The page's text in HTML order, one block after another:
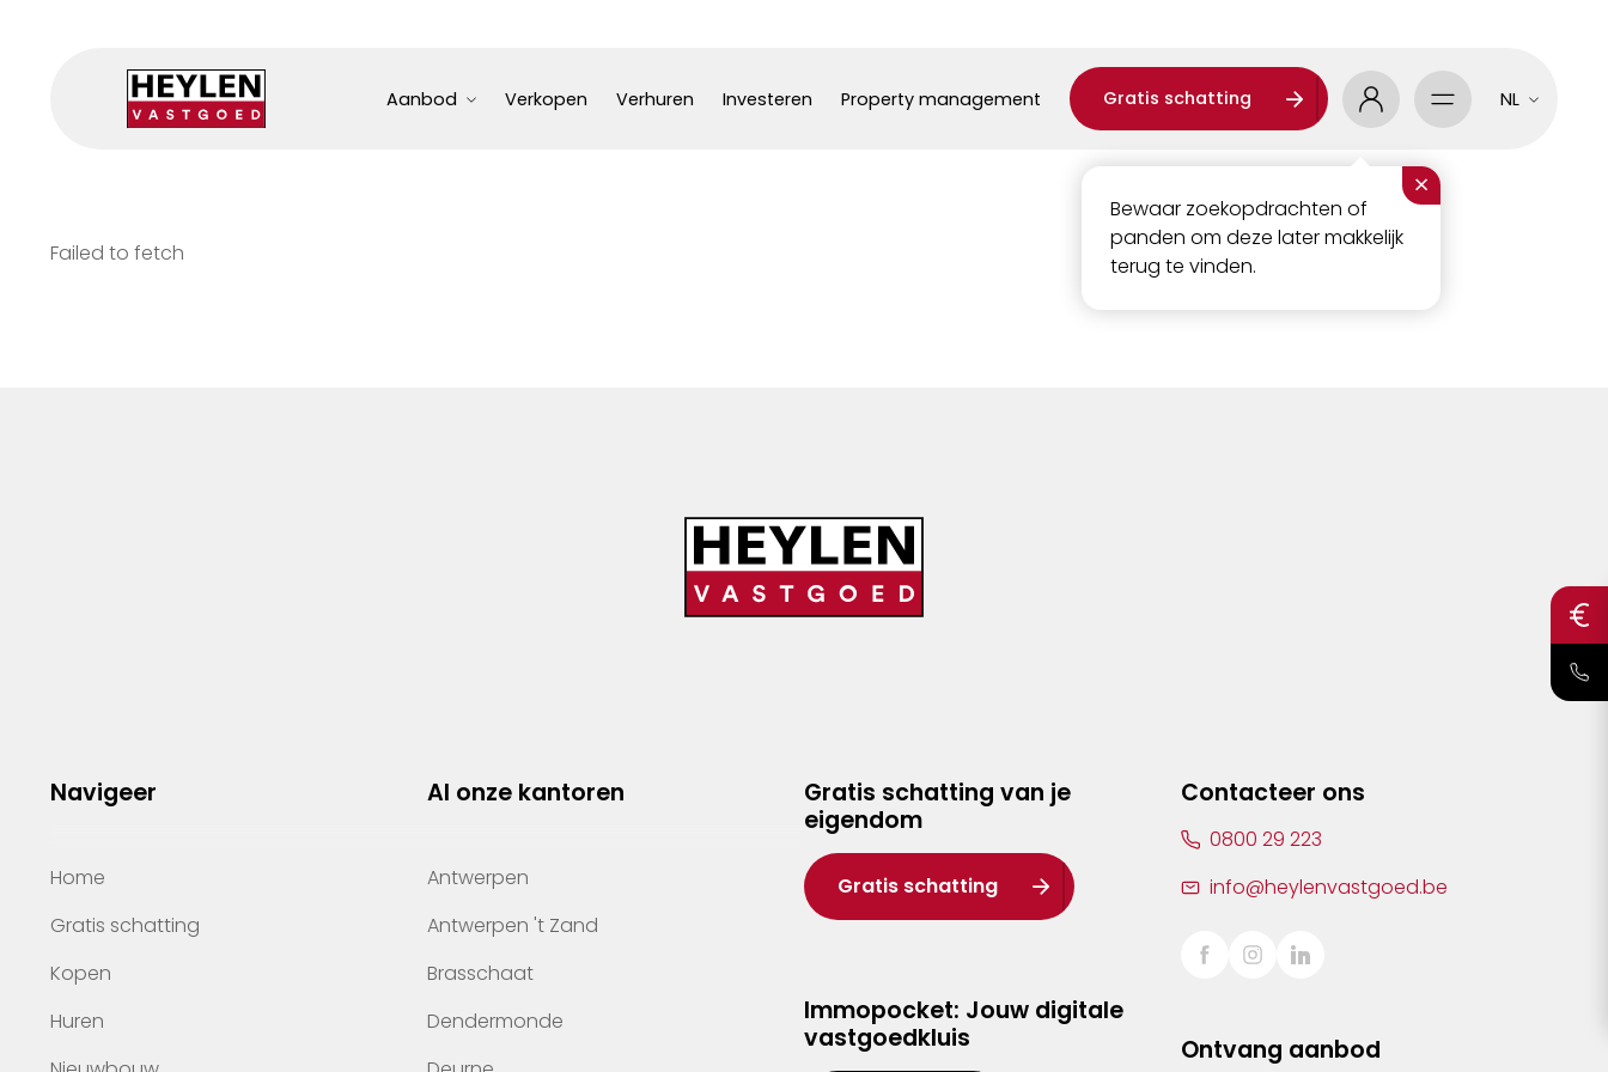
Aanbod Verkopen Verhuren Investeren Property management Gratis schatting
×
Bewaar zoekopdrachten of
panden om deze later makkelijk
terug te vinden.
NL
Failed to fetch
Navigeer
Home
Gratis schatting
Kopen
Huren
Al onze kantoren
Antwerpen
Antwerpen 't Zand
Brasschaat
Dendermonde
Gratis schatting van je
eigendom
Gratis schatting
Immopocket: Jouw digitale
vastgoedkluis
Contacteer ons
0800 29 223
info@heylenvastgoed.be
Ontvang aanbod